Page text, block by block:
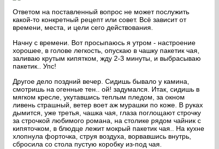
пользователей
Ответом на поставленный вопрос не может послужить
какой-то конкретный рецепт или совет. Всё зависит от
времени, места, и цели сего действования.
Начну с времени. Вот просыпаюсь я утром - настроение
хорошее, в голове легкость, опускаю в чашку пакетик чая,
заливаю крутым кипятком, жду 2-3 минуты, и выбрасываю
пакетик.. Упс!
Другое дело поздний вечер. Сидишь бывало у камина,
смотришь на огенные тен.. ой! задумался. Итак, сидишь в
мягком кресле, укутавшись теплым пледом, за окном
ливень страшный, ветер воет аж мурашки по коже. В руках
дымится, уже третья, чашка чая, глаза поглощают строчку
за строчкой любимого романа, на столике рядом чайник с
кипяточком, в блюдце лежит мокрый пакетик чая.. На кухне
хлопнула форточка, струя воздуха, ворвавшись внутрь,
сбросила со стола пустую коробку из-под чая.